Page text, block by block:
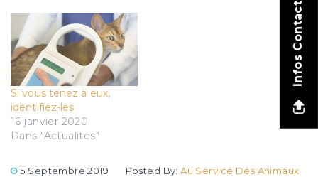
Si vous tenez à eux,
identifiez-les
16 janvier 2020
Dans "Actualités"
5 Septembre 2019 Posted By:Au Service Des Animaux
Infos Contact